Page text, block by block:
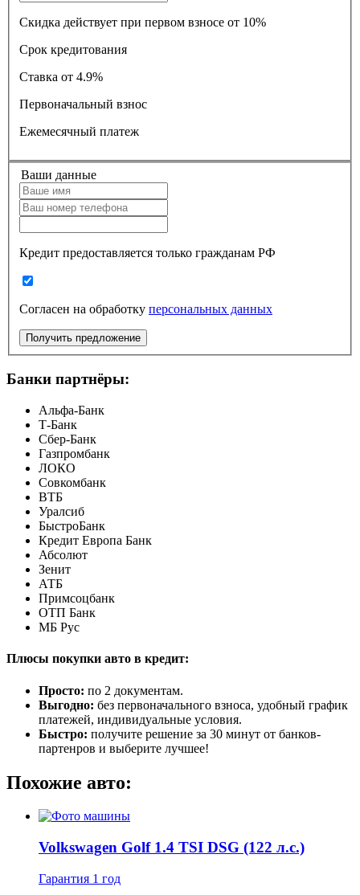
Скидка действует при первом взносе от 10%
Срок кредитования
Ставка
от 4.9%
Первоначальный взнос
Ежемесячный платеж
Ваши данные
Кредит предоставляется только гражданам РФ
Согласен на обработку персональных данных
Получить предложение
Банки партнёры:
Альфа-Банк
Т-Банк
Сбер-Банк
Газпромбанк
ЛОКО
Совкомбанк
ВТБ
Уралсиб
БыстроБанк
Кредит Европа Банк
Абсолют
Зенит
АТБ
Примсоцбанк
ОТП Банк
МБ Рус
Плюсы покупки авто в кредит:
Просто: по 2 документам.
Выгодно: без первоначального взноса, удобный график
платежей, индивидуальные условия.
Быстро: получите решение за 30 минут от банков-
партенров и выберите лучшее!
Похожие авто:
Volkswagen Golf 1.4 TSI DSG (122 л.с.)
Гарантия 1 год